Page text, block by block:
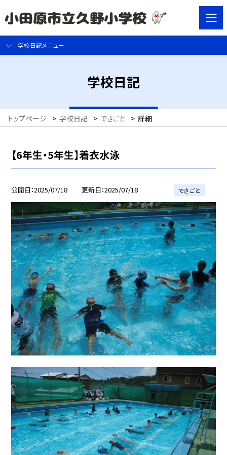
学校日記メニュー
学校日記
トップページ > 学校日記 > できごと > 詳細
【6年生・5年生】着衣水泳
公開日 2025/07/18 更新日 2025/07/18 できごと